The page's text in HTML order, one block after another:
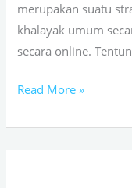
merupakan suatu
khalayak umum
secara online.
Digital
Marketing
Read More »